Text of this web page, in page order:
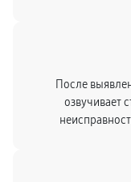
После
озвучивает